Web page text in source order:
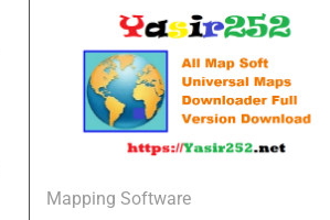
Mapping Software